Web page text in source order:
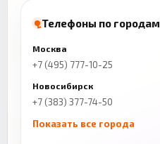
Телефоны по городам
Москва
+7 (495) 777-10-25
Новосибирск
+7 (383) 377-74-50
Показать все города